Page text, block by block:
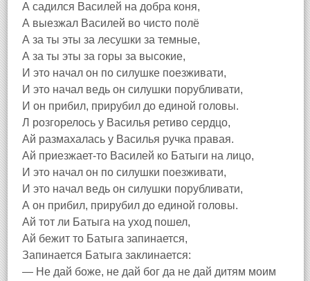
А садился Василей на добра коня,
А выезжал Василей во чисто полё
А за ты эты за лесушки за темные,
А за ты эты за горы за высокие,
И это начал он по силушке поезживати,
И это начал ведь он силушки порубливати,
И он прибил, прирубил до единой головы.
Л розгорелось у Василья ретиво сердцо,
Ай размахалась у Василья ручка правая.
Ай приезжает-то Василей ко Батыги на лицо,
И это начал он по силушки поезживати,
И это начал ведь он силушки порубливати,
А он прибил, прирубил до единой головы.
Ай тот ли Батыга на уход пошел,
Ай бежит то Батыга запинается,
Запинается Батыга заклинается:
— Не дай боже, не дай бог да не дай дитям моим